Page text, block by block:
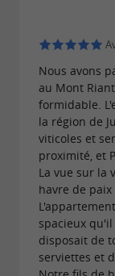
Cette fois,
qu’à tout
s’occuper
de charmeet
douillets de
Pour le
durestaurant
se fera un
sur mesure,
est
Nous avons
au Mont
formidable.
la région de
viticoles et
proximité, et
La vue sur la
havre de
spacieux
disposait de
serviettes et